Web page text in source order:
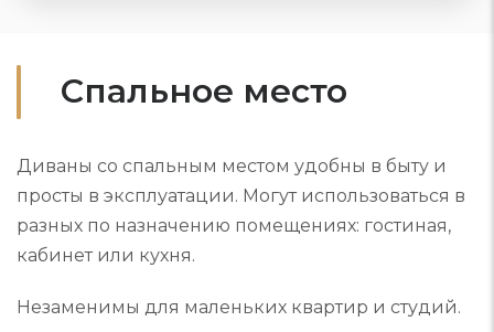
Спальное место
Диваны со спальным местом удобны в быту и
просты в эксплуатации. Могут использоваться в
разных по назначению помещениях: гостиная,
кабинет или кухня.
Незаменимы для маленьких квартир и студий.